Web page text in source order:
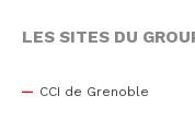
LES SITES DU
CCI de Grenoble